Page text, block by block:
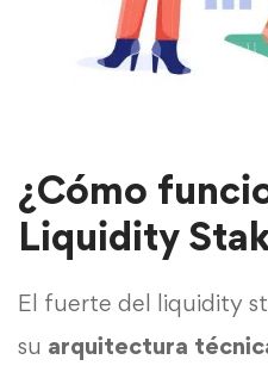
¿Cómo
Liquidity
El fuerte del liquidity
su arquitectura